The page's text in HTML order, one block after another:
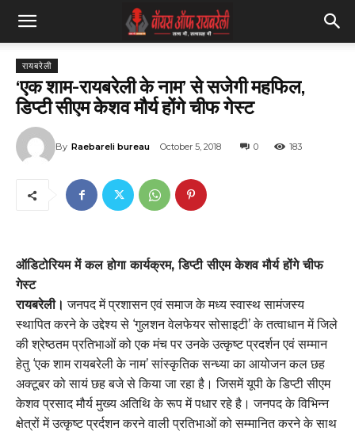
रायबरेली
‘एक शाम-रायबरेली के नाम’ से सजेगी महफिल,
डिप्टी सीएम केशव मौर्य होंगे चीफ गेस्ट
By Raebareli bureau October 5, 2018 0 183
ऑडिटोरियम में कल होगा कार्यक्रम, डिप्टी सीएम केशव मौर्य होंगे चीफ
गेस्ट
रायबरेली। जनपद में प्रशासन एवं समाज के मध्य स्वास्थ सामंजस्य
स्थापित करने के उद्देश्य से ‘गुलशन वेलफेयर सोसाइटी’ के तत्वाधान में जिले
की श्रेष्ठतम प्रतिभाओं को एक मंच पर उनके उत्कृष्ट प्रदर्शन एवं सम्मान
हेतु ‘एक शाम रायबरेली के नाम’ सांस्कृतिक सन्ध्या का आयोजन कल छह
अक्टूबर को सायं छह बजे से किया जा रहा है। जिसमें यूपी के डिप्टी सीएम
केशव प्रसाद मौर्य मुख्य अतिथि के रूप में पधार रहे है। जनपद के विभिन्न
क्षेत्रों में उत्कृष्ट प्रर्दशन करने वाली प्रतिभाओं को सम्मानित करने के साथ